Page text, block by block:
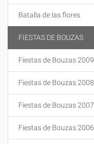
Batalla de las flores
FIESTAS DE BOUZAS
Fiestas de Bouzas 2009
Fiestas de Bouzas 2008
Fiestas de Bouzas 2007
Fiestas de Bouzas 2006